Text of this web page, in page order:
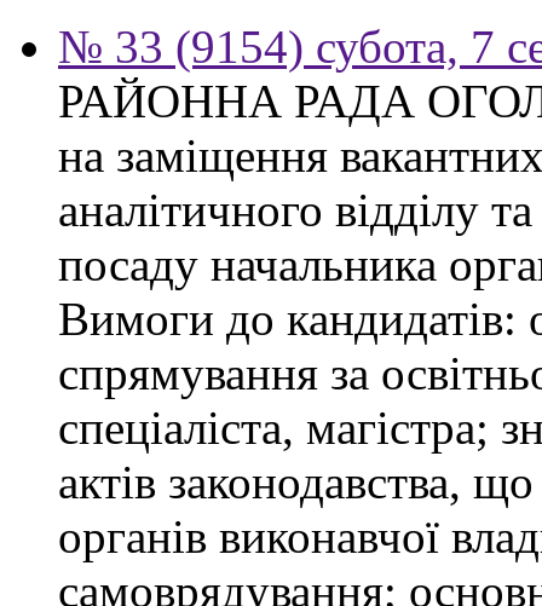
№ 33 (9154) субота, 7
РАЙОННА РАДА
на заміщення
аналітичного відділу
посаду начальника
Вимоги до кандидатів:
спрямування за
спеціаліста, магістра;
актів законодавства,
органів виконавчої
самоврядування;